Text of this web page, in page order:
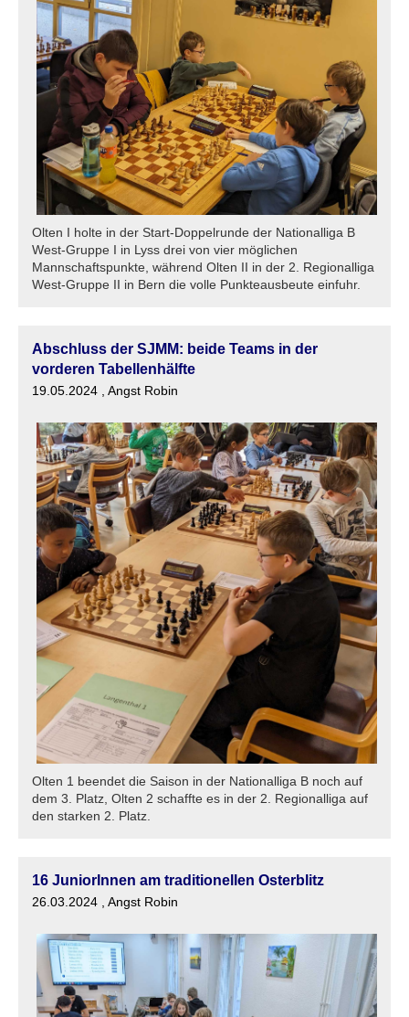
Olten I holte in der Start-Doppelrunde der Nationalliga B
West-Gruppe I in Lyss drei von vier möglichen
Mannschaftspunkte, während Olten II in der 2. Regionalliga
West-Gruppe II in Bern die volle Punkteausbeute einfuhr.
Abschluss der SJMM: beide Teams in der
vorderen Tabellenhälfte
19.05.2024 , Angst Robin
Olten 1 beendet die Saison in der Nationalliga B noch auf
dem 3. Platz, Olten 2 schaffte es in der 2. Regionalliga auf
den starken 2. Platz.
16 JuniorInnen am traditionellen Osterblitz
26.03.2024 , Angst Robin